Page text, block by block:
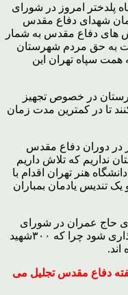
پلدختر امروز در شورای
شهدای دفاع مقدس
های دفاع مقدس به شمار
به حق مردم شهرستان
همت سپاه تهران این
در خصوص تجهیز
تا در کمترین مدت زمان
در دوران دفاع مقدس
نداریم که تلاش داریم
هنر تهران اقدام با
تندیس یادمان بمباران
حاج عمران در شورای
نامگذاری پیشنهاد شود تا در استان نامگذاری شود چرا که ۳۰۰شهید
دفاع مقدس تجلیل می